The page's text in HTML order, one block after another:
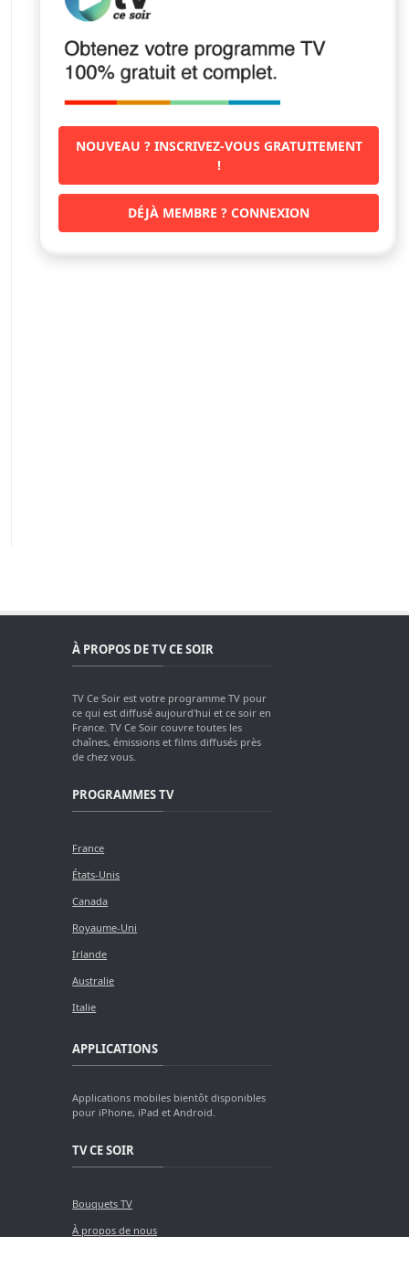
NOUVEAU ? INSCRIVEZ-VOUS GRATUITEMENT
!
DÉJÀ MEMBRE ? CONNEXION
À PROPOS DE TV CE SOIR
TV Ce Soir est votre programme TV pour
ce qui est diffusé aujourd'hui et ce soir en
France. TV Ce Soir couvre toutes les
chaînes, émissions et films diffusés près
de chez vous.
PROGRAMMES TV
France
États-Unis
Canada
Royaume-Uni
Irlande
Australie
Italie
APPLICATIONS
Applications mobiles bientôt disponibles
pour iPhone, iPad et Android.
TV CE SOIR
Bouquets TV
À propos de nous